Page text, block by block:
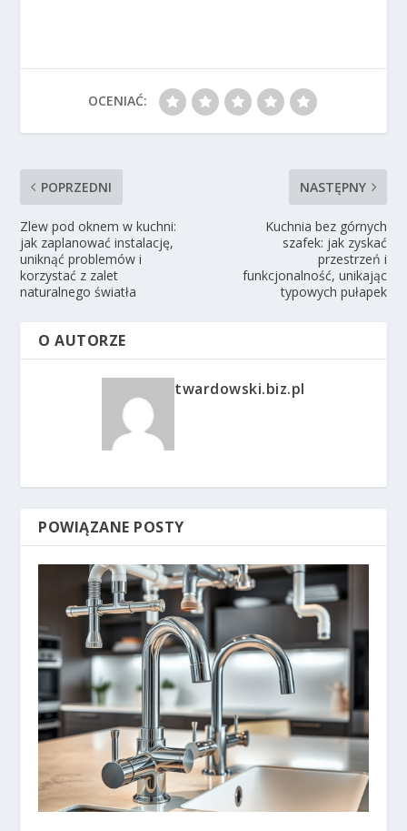
OCENIAĆ:
POPRZEDNI
Zlew pod oknem w kuchni:
jak zaplanować instalację,
uniknąć problemów i
korzystać z zalet
naturalnego światła
NASTĘPNY
Kuchnia bez górnych
szafek: jak zyskać
przestrzeń i
funkcjonalność, unikając
typowych pułapek
O AUTORZE
twardowski.biz.pl
POWIĄZANE POSTY